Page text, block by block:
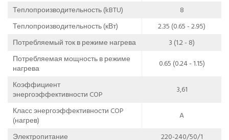
Теплопроизводительность (kBTU)
8
Теплопроизводительность (кВт)
2.35 (0.65 - 2.95)
Потребляемый ток в режиме нагрева
3 (1.2 - 8)
Потребляемая мощность в режиме
нагрева
0.65 (0.24 - 1.15)
Коэффициент
энергоэффективности COP
3,61
Класс энергоэффективности COP
(нагрев)
A
Электропитание
220-240/50/1